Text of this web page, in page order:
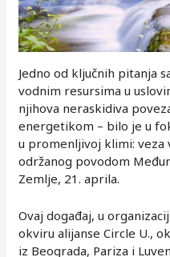
Jedno od ključnih pitanja
vodnim resursima u
njihova neraskidiva
energetikom – bilo je u
u promenljivoj klimi: veza
održanog povodom
Zemlje, 21. aprila.
Ovaj događaj, u
okviru alijanse Circle U.,
iz Beograda, Pariza i